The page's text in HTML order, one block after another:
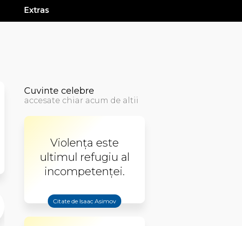
Extras
Cuvinte celebre
accesate chiar acum de altii
Violența este
ultimul refugiu al
incompetenței.
Citate de Isaac Asimov